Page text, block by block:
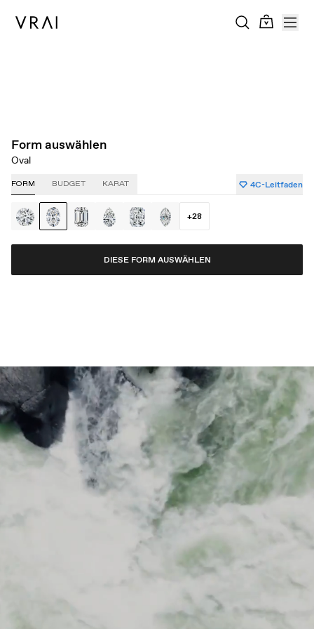
Über das Karatgewicht
Über den Schliff
Über die Reinheit
Form auswählen
Oval
FORM BUDGET KARAT 4C-Leitfaden
+28
DIESE FORM AUSWÄHLEN